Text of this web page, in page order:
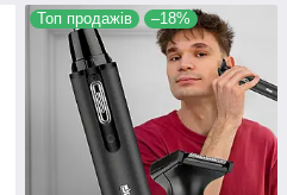
Топ продажів –18%